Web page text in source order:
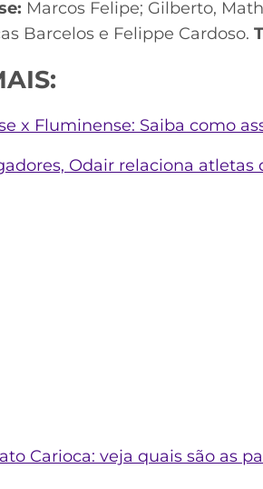
Marcos Felipe; Gilberto,
Barcelos e Felippe Cardoso.
x Fluminense: Saiba como
Odair relaciona
Carioca: veja quais são as